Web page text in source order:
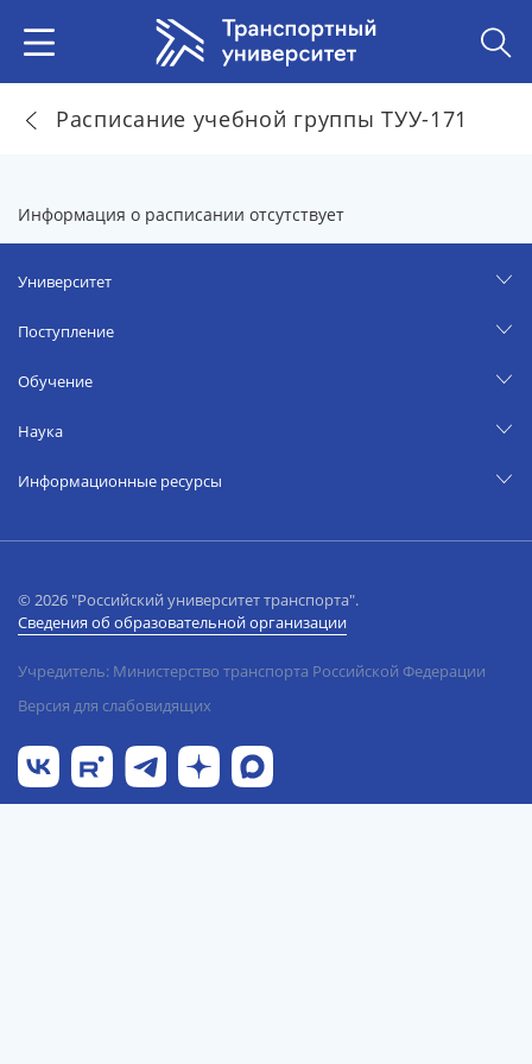
Расписание учебной группы ТУУ-171
Информация о расписании отсутствует
Университет
Поступление
Обучение
Наука
Информационные ресурсы
© 2026 "Российский университет транспорта".
Сведения об образовательной организации
Учредитель: Министерство транспорта Российской Федерации
Версия для слабовидящих